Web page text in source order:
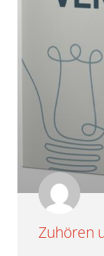
Zuhören